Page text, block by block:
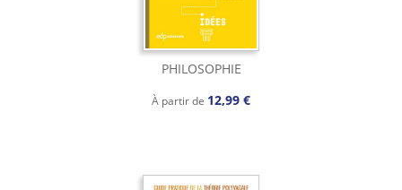
PHILOSOPHIE
À partir de 12,99 €